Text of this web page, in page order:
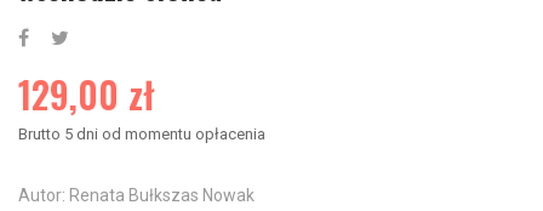
129,00 zł
Brutto 5 dni od momentu opłacenia
Autor: Renata Bułkszas Nowak